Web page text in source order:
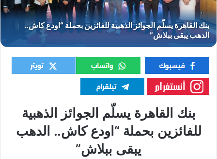
بنك القاهرة يسلّم الجوائز الذهبية
للفائزين بحملة “اودع كاش.. الدهب
يبقى ببلاش”